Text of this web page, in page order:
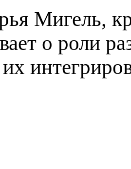
Мигель,
о роли